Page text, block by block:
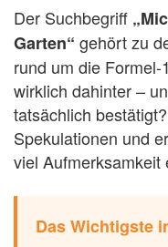
Der Suchbegriff
Garten“ gehört zu
rund um die
wirklich dahinter –
tatsächlich
Spekulationen und
viel Aufmerksamkeit
Das Wichtigste